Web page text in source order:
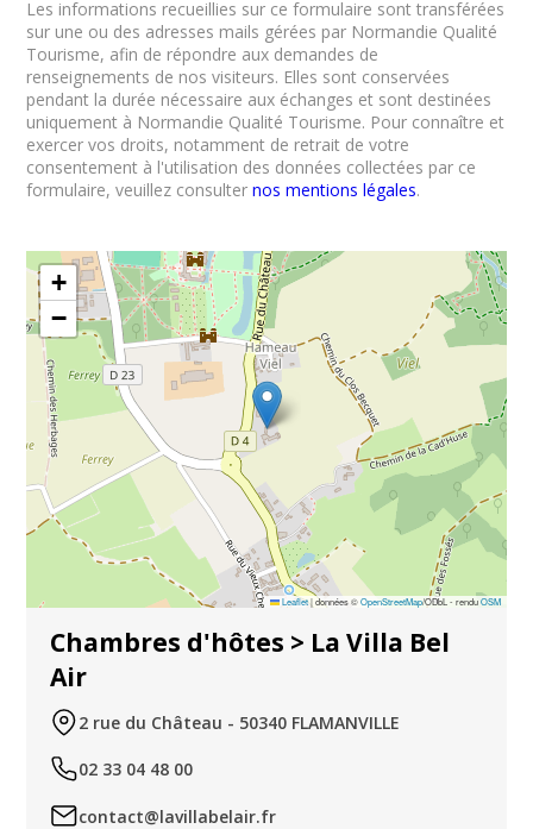
Les informations recueillies sur ce formulaire sont transférées
sur une ou des adresses mails gérées par Normandie Qualité
Tourisme, afin de répondre aux demandes de
renseignements de nos visiteurs. Elles sont conservées
pendant la durée nécessaire aux échanges et sont destinées
uniquement à Normandie Qualité Tourisme. Pour connaître et
exercer vos droits, notamment de retrait de votre
consentement à l'utilisation des données collectées par ce
formulaire, veuillez consulternos mentions légales.
+
−
Leaflet|données ©OpenStreetMap/ODbL - renduOSM
Chambres d'hôtes > La Villa Bel
Air
2 rue du Château - 50340 FLAMANVILLE
02 33 04 48 00
contact@lavillabelair.fr